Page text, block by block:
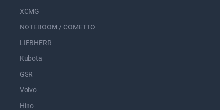
XCMG
NOTEBOOM / COMETTO
LIEBHERR
Kubota
GSR
Volvo
Hino